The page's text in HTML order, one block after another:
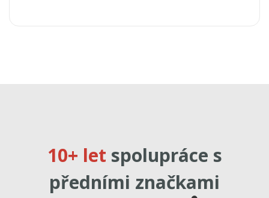
10+ let spolupráce s
předními značkami